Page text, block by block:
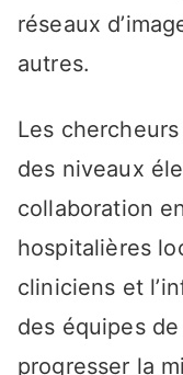
réseaux
autres.
Les
des niveaux
collaboration
hospitalières
cliniciens et
des équipes
progresser la